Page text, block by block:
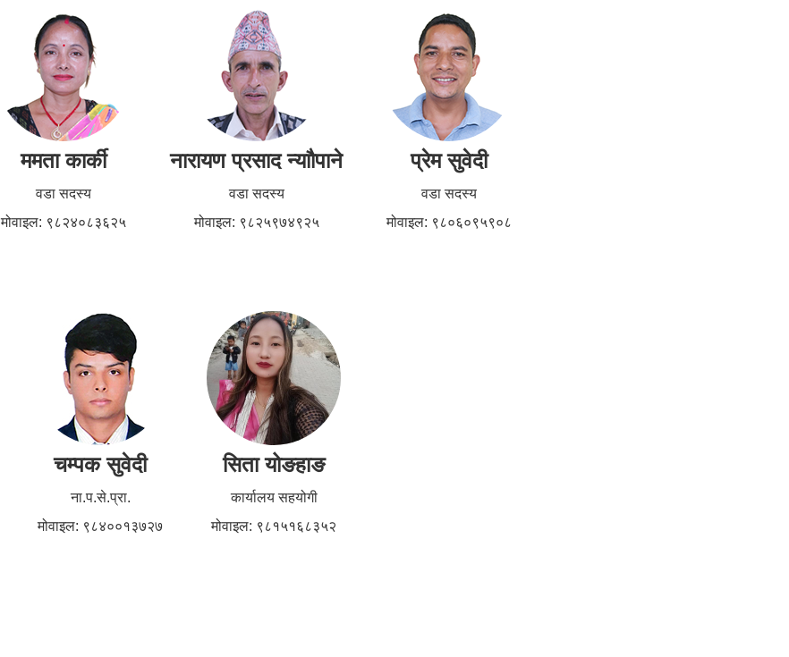
ममता कार्की
वडा सदस्य
मोवाइल: ९८२४०८३६२५
नारायण प्रसाद न्याौपाने
वडा सदस्य
मोवाइल: ९८२५९७४९२५
प्रेम सुवेदी
वडा सदस्य
मोवाइल: ९८०६०९५९०८
चम्पक सुवेदी
ना.प.से.प्रा.
मोवाइल: ९८४००१३७२७
सिता योङहाङ
कार्यालय सहयोगी
मोवाइल: ९८१५१६८३५२